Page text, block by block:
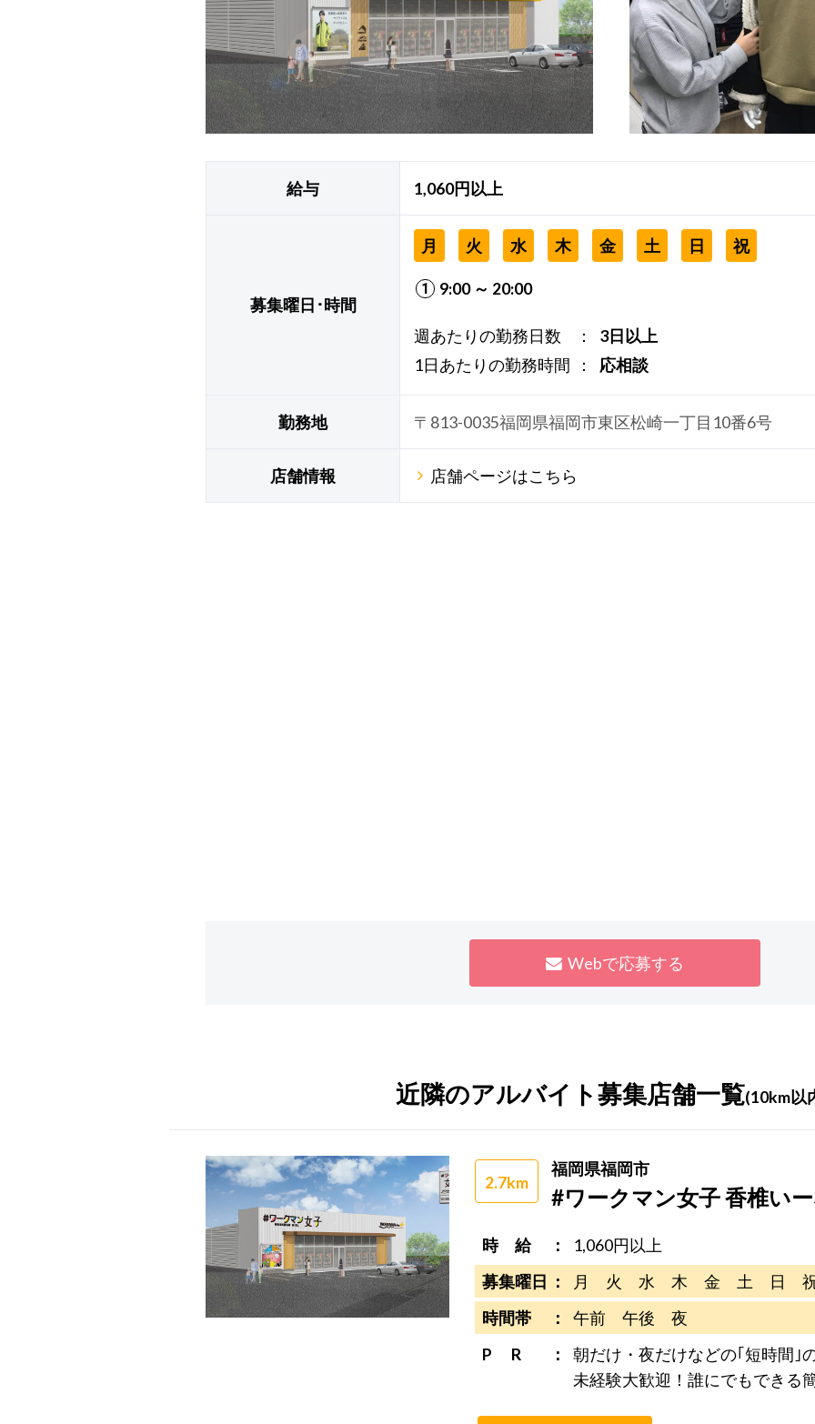
給与 1,060円以上
募集曜日･時間
月 火 水 木 金 土 日 祝
9:00 ～ 20:00
週あたりの勤務日数
3日以上
1日あたりの勤務時間
応相談
勤務地 〒813-0035福岡県福岡市東区松崎一丁目10番6号
店舗情報 店舗ページはこちら
Webで応募する
近隣のアルバイト募集店舗一覧(10km以
2.7km
福岡県福岡市
#ワークマン女子 香椎い
時 給
1,060円以上
募集曜日
月 火 水 木 金 土 日
時間帯
午前 午後 夜
P R
朝だけ・夜だけなどの｢短時間｣
未経験大歓迎！誰にでもできる